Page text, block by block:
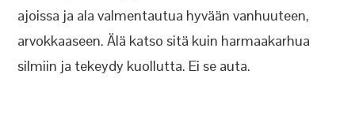
ajoissa ja ala valmentautua hyvään vanhuuteen,
arvokkaaseen. Älä katso sitä kuin harmaakarhua
silmiin ja tekeydy kuollutta. Ei se auta.